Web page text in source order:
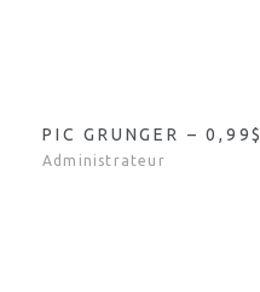
PIC GRUNGER – 0,99$
Administrateur